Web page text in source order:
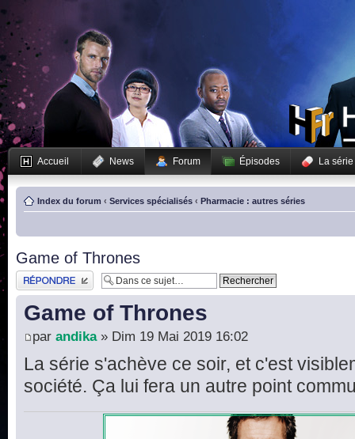
Accueil News Forum Épisodes La série
Index du forum ‹ Services spécialisés ‹ Pharmacie : autres séries
Game of Thrones
Publier une réponse
Game of Thrones
par andika» Dim 19 Mai 2019 16:02
La série s'achève ce soir, et c'est
société. Ça lui fera un autre point